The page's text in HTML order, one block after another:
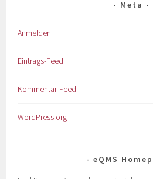
Meta
Anmelden
Eintrags-Feed
Kommentar-Feed
WordPress.org
eQMS